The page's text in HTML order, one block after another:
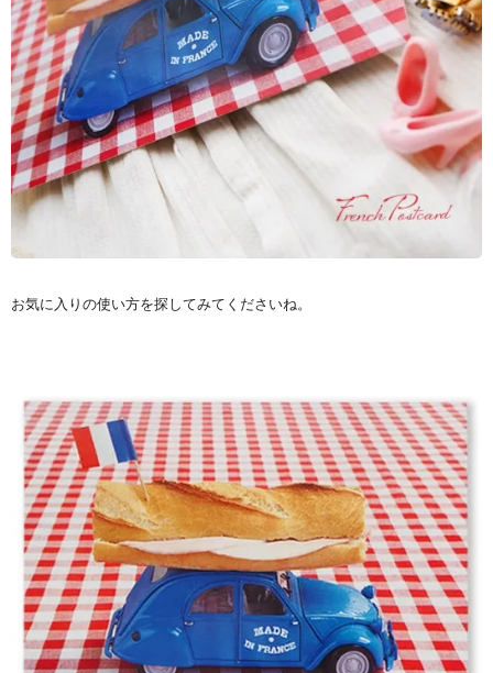
お気に入りの使い方を探してみてくださいね。